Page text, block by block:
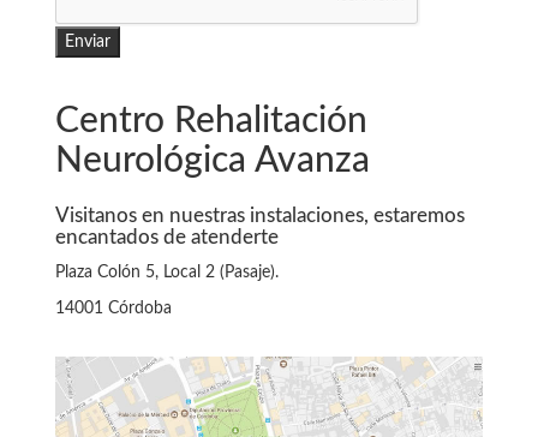
Centro Rehalitación
Neurológica Avanza
Visitanos en nuestras instalaciones, estaremos
encantados de atenderte
Plaza Colón 5, Local 2 (Pasaje).
14001 Córdoba